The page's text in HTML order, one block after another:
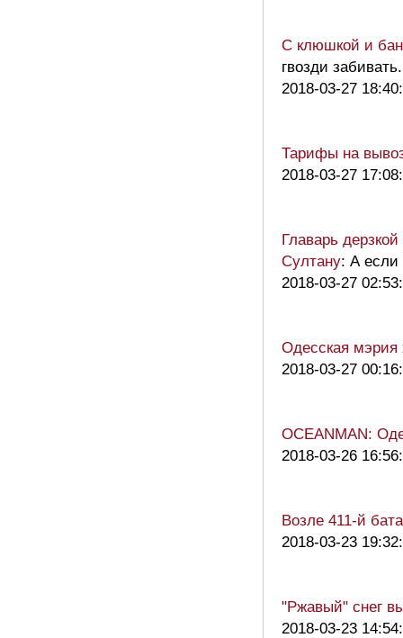
С клюшкой и
гвозди забивать.
2018-03-27
Тарифы на
2018-03-27
Главарь
Султану: А если
2018-03-27
Одесская мэрия
2018-03-27
OCEANMAN:
2018-03-26
Возле 411-й
2018-03-23
"Ржавый" снег
2018-03-23